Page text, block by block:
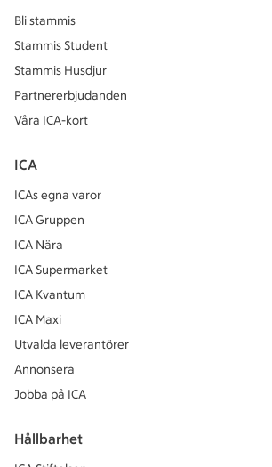
Bli stammis
Stammis Student
Stammis Husdjur
Partnererbjudanden
Våra ICA-kort
ICA
ICAs egna varor
ICA Gruppen
ICA Nära
ICA Supermarket
ICA Kvantum
ICA Maxi
Utvalda leverantörer
Annonsera
Jobba på ICA
Hållbarhet